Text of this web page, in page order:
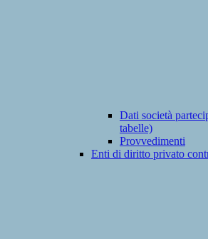
Dati società
tabelle)
Provvedimenti
Enti di diritto privato